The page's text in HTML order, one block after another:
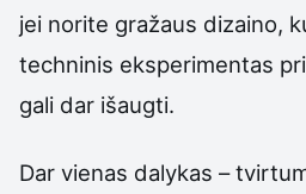
jei norite gražaus dizaino,
techninis eksperimentas
gali dar išaugti.
Dar vienas dalykas –